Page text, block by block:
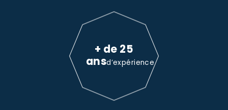
+ de 25
ansd’expérience